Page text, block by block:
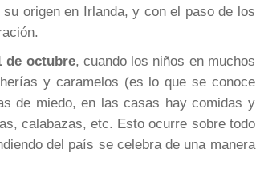
origen en Irlanda, y con el paso de los
de octubre, cuando los niños en muchos
y caramelos (es lo que se conoce
de miedo, en las casas hay comidas y
calabazas, etc. Esto ocurre sobre todo
del país se celebra de una manera